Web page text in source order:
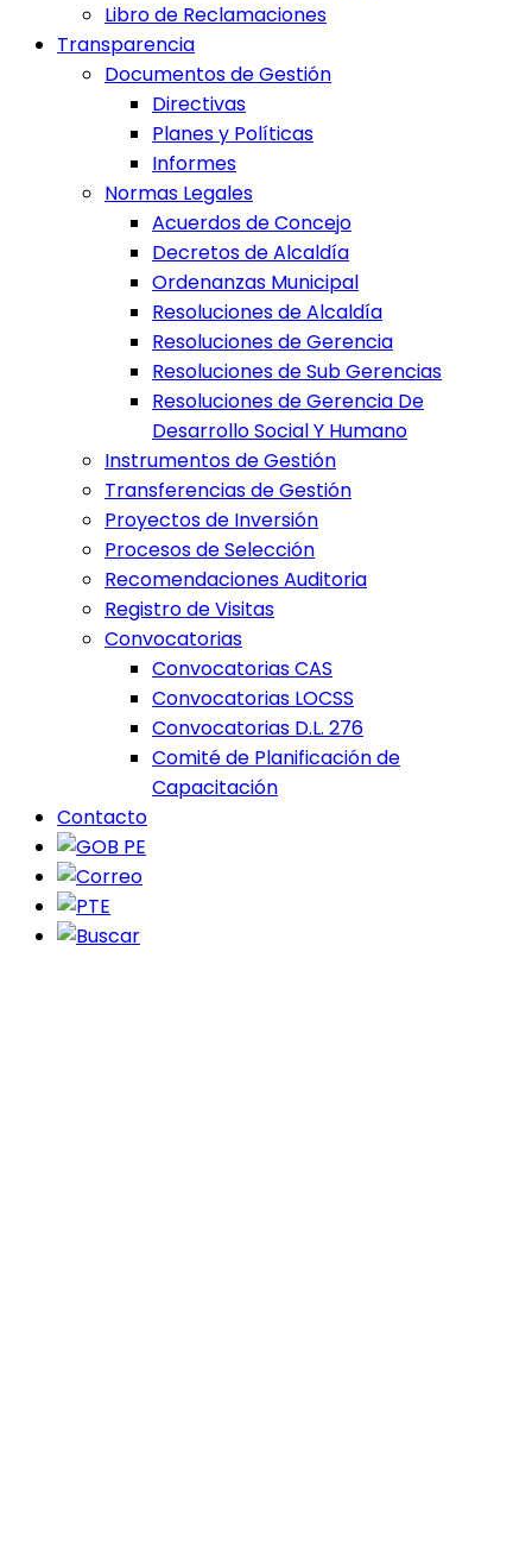
Libro de Reclamaciones
Transparencia
Documentos de Gestión
Directivas
Planes y Políticas
Informes
Normas Legales
Acuerdos de Concejo
Decretos de Alcaldía
Ordenanzas Municipal
Resoluciones de Alcaldía
Resoluciones de Gerencia
Resoluciones de Sub Gerencias
Resoluciones de Gerencia De
Desarrollo Social Y Humano
Instrumentos de Gestión
Transferencias de Gestión
Proyectos de Inversión
Procesos de Selección
Recomendaciones Auditoria
Registro de Visitas
Convocatorias
Convocatorias CAS
Convocatorias LOCSS
Convocatorias D.L. 276
Comité de Planificación de
Capacitación
Contacto